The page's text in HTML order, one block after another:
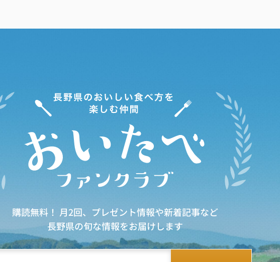
購読無料！ 月2回、プレゼント情報や新着記事など
長野県の旬な情報をお届けします